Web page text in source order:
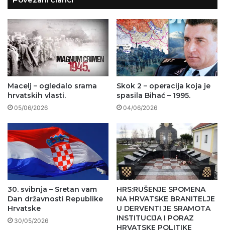
Macelj – ogledalo srama
hrvatskih vlasti.
05/06/2026
Skok 2 – operacija koja je
spasila Bihać – 1995.
04/06/2026
30. svibnja – Sretan vam
Dan državnosti Republike
Hrvatske
30/05/2026
HRS:RUŠENJE SPOMENA
NA HRVATSKE BRANITELJE
U DERVENTI JE SRAMOTA
INSTITUCIJA I PORAZ
HRVATSKE POLITIKE